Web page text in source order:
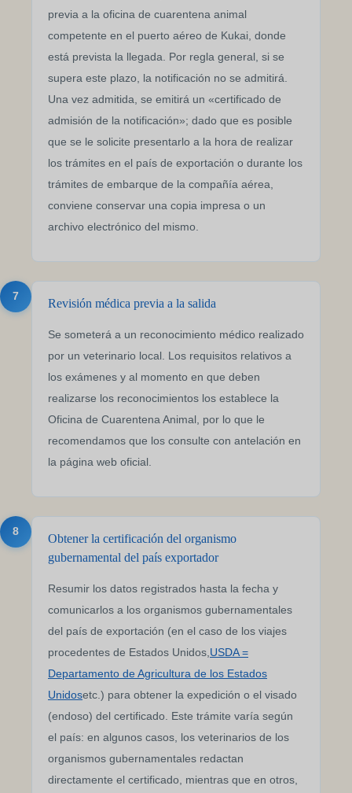
previa a la oficina de cuarentena animal
competente en el puerto aéreo de Kukai, donde
está prevista la llegada. Por regla general, si se
supera este plazo, la notificación no se admitirá.
Una vez admitida, se emitirá un «certificado de
admisión de la notificación»; dado que es posible
que se le solicite presentarlo a la hora de realizar
los trámites en el país de exportación o durante los
trámites de embarque de la compañía aérea,
conviene conservar una copia impresa o un
archivo electrónico del mismo.
7
Revisión médica previa a la salida
Se someterá a un reconocimiento médico realizado
por un veterinario local. Los requisitos relativos a
los exámenes y al momento en que deben
realizarse los reconocimientos los establece la
Oficina de Cuarentena Animal, por lo que le
recomendamos que los consulte con antelación en
la página web oficial.
8
Obtener la certificación del organismo
gubernamental del país exportador
Resumir los datos registrados hasta la fecha y
comunicarlos a los organismos gubernamentales
del país de exportación (en el caso de los viajes
procedentes de Estados Unidos, USDA =
Departamento de Agricultura de los Estados
Unidosetc.) para obtener la expedición o el visado
(endoso) del certificado. Este trámite varía según
el país: en algunos casos, los veterinarios de los
organismos gubernamentales redactan
directamente el certificado, mientras que en otros,